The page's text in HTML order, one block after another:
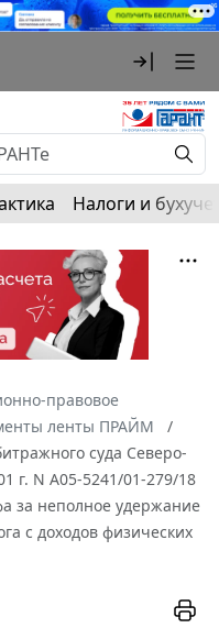
Налоги и
правовое
ленты ПРАЙМ
суда Северо-
г. N А05-5241/01-279/18
за неполное удержание
с доходов физических